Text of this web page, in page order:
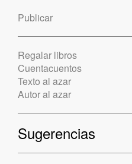
Publicar
Regalar libros
Cuentacuentos
Texto al azar
Autor al azar
Sugerencias